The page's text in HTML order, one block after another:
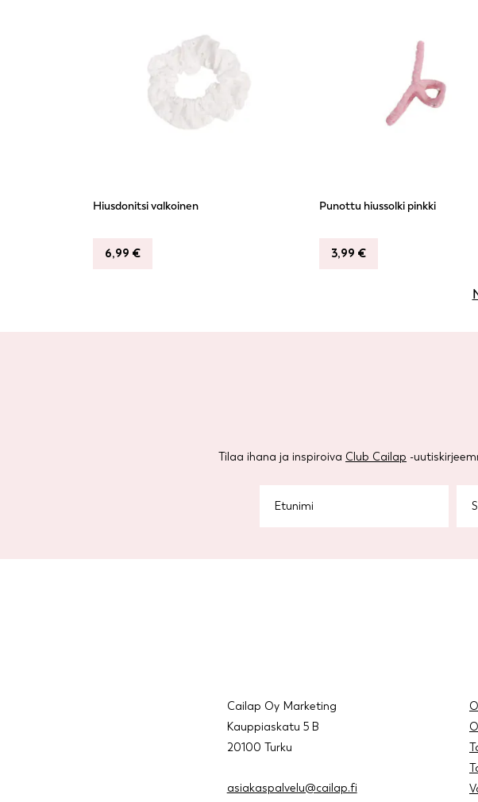
Hiusdonitsi valkoinen
6,99 €
Punottu hiussolki pinkki
3,99 €
Tilaa ihana ja inspiroiva Club Cailap -
Cailap Oy Marketing
Kauppiaskatu 5 B
20100 Turku
asiakaspalvelu@cailap.fi